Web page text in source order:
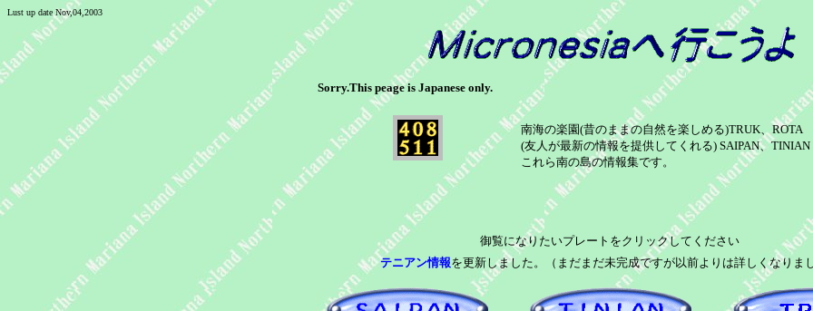
Lust up date Nov,04,2003
Sorry.This peage is Japanese only.
南海の楽園(昔のままの自然を楽しめる)TRUK、ROTA
(友人が最新の情報を提供してくれる) SAIPAN、TINIAN
これら南の島の情報集です。
御覧になりたいプレートをクリックしてください
テニアン情報を更新しました。（まだまだ未完成ですが以前よりは詳しくなりま